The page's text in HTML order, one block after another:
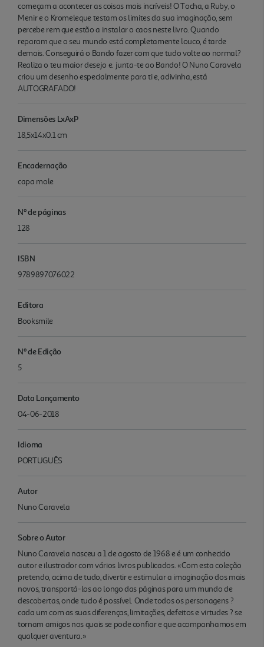
começam a acontecer as coisas mais incríveis! O Tocha, a Ruby, o
Menir e o Kromeleque testam os limites da sua imaginação, sem
percebe rem que estão a instalar o caos neste livro. Quando
reparam que o seu mundo está completamente louco, é tarde
demais. Conseguirá o Bando fazer com que tudo volte ao normal?
Realiza o teu maior desejo e. junta-te ao Bando! O Nuno Caravela
criou um desenho especialmente para ti e, adivinha, está
AUTOGRAFADO!
Dimensões LxAxP
18,5x14x0.1 cm
Encadernação
capa mole
Nº de páginas
128
ISBN
9789897076022
Editora
Booksmile
Nº de Edição
5
Data Lançamento
04-06-2018
Idioma
PORTUGUÊS
Autor
Nuno Caravela
Sobre o Autor
Nuno Caravela nasceu a 1 de agosto de 1968 e é um conhecido
autor e ilustrador com vários livros publicados. «Com esta coleção
pretendo, acima de tudo, divertir e estimular a imaginação dos mais
novos, transportá-los ao longo das páginas para um mundo de
descobertas, onde tudo é possível. Onde todos os personagens ?
cada um com as suas diferenças, limitações, defeitos e virtudes ? se
tornam amigos nos quais se pode confiar e que acompanhamos em
qualquer aventura.»